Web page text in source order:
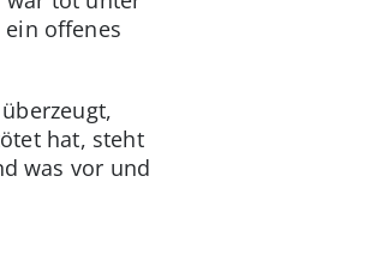
offenes
hat, steht
was vor und